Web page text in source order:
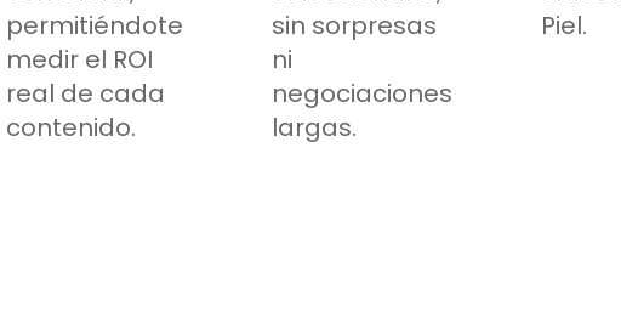
permitiéndote
medir el ROI
real de cada
contenido.
sin sorpresas
ni
negociaciones
largas.
Piel.